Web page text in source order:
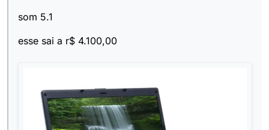
som 5.1
esse sai a r$ 4.100,00